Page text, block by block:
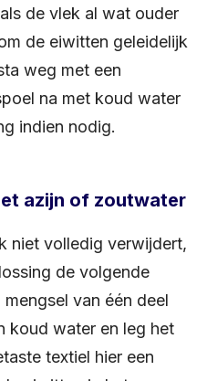
de vlek al wat ouder
de eiwitten geleidelijk
weg met een
na met koud water
indien nodig.
azijn of zoutwater
niet volledig verwijdert,
de volgende
van één deel
koud water en leg het
textiel hier een